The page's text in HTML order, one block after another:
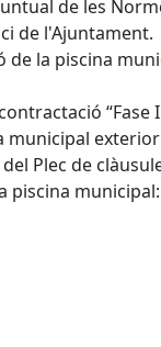
de les
de l'Ajuntament.
de la piscina
Plec de
piscina